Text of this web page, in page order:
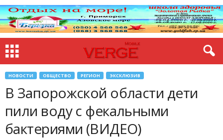
НОВОСТИ ОБЩЕСТВО РЕГИОН ЭКСКЛЮЗИВ
В Запорожской области дети
пили воду с фекальными
бактериями (ВИДЕО)